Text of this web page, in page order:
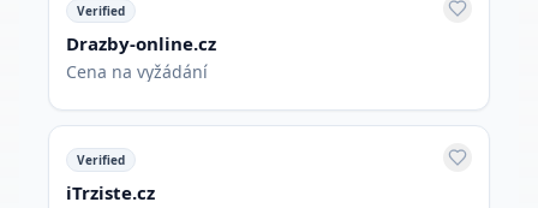
Verified
Drazby-online.cz
Cena na vyžádání
Verified
iTrziste.cz